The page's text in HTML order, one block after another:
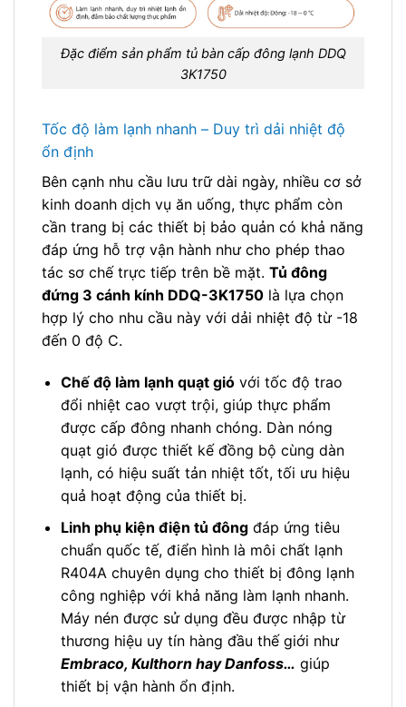
Đặc điểm sản phẩm tủ bàn cấp đông lạnh DDQ
3K1750
Tốc độ làm lạnh nhanh – Duy trì dải nhiệt độ
ổn định
Bên cạnh nhu cầu lưu trữ dài ngày, nhiều cơ sở
kinh doanh dịch vụ ăn uống, thực phẩm còn
cần trang bị các thiết bị bảo quản có khả năng
đáp ứng hỗ trợ vận hành như cho phép thao
tác sơ chế trực tiếp trên bề mặt. Tủ đông
đứng 3 cánh kính DDQ-3K1750 là lựa chọn
hợp lý cho nhu cầu này với dải nhiệt độ từ -18
đến 0 độ C.
Chế độ làm lạnh quạt gióvới tốc độ trao
đổi nhiệt cao vượt trội, giúp thực phẩm
được cấp đông nhanh chóng. Dàn nóng
quạt gió được thiết kế đồng bộ cùng dàn
lạnh, có hiệu suất tản nhiệt tốt, tối ưu hiệu
quả hoạt động của thiết bị.
Linh phụ kiện điện tủ đôngđáp ứng tiêu
chuẩn quốc tế, điển hình là môi chất lạnh
R404A chuyên dụng cho thiết bị đông lạnh
công nghiệp với khả năng làm lạnh nhanh.
Máy nén được sử dụng đều được nhập từ
thương hiệu uy tín hàng đầu thế giới như
Embraco, Kulthorn hay Danfoss… giúp
thiết bị vận hành ổn định.